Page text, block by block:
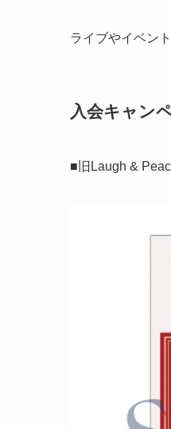
ライブやイベン
入会キャン
■旧Laugh &